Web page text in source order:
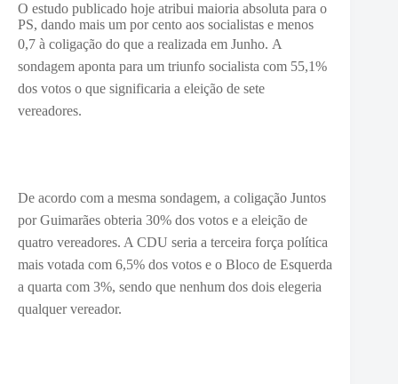
O estudo publicado hoje atribui maioria absoluta para o
PS, dando mais um por cento aos socialistas e menos
0,7 à coligação do que a realizada em Junho. A
sondagem aponta para um triunfo socialista com 55,1%
dos votos o que significaria a eleição de sete
vereadores.
De acordo com a mesma sondagem, a coligação Juntos
por Guimarães obteria 30% dos votos e a eleição de
quatro vereadores. A CDU seria a terceira força política
mais votada com 6,5% dos votos e o Bloco de Esquerda
a quarta com 3%, sendo que nenhum dos dois elegeria
qualquer vereador.